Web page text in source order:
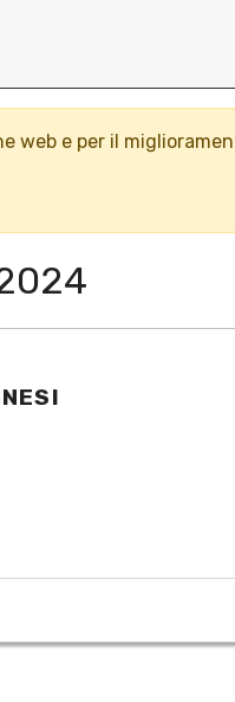
web e per il